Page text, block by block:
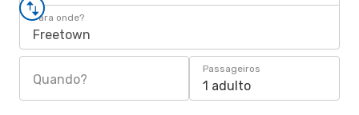
Para onde?
Freetown
Quando?
Passageiros
1 adulto